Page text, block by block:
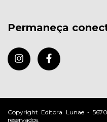
Permaneça
Copyright Editora Lunae -
reservados.